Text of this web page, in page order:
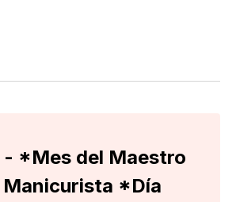
- *Mes del Maestro
*Día